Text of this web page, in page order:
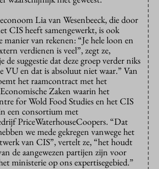
Lia van Wesenbeeck, die door
CIS heeft samengewerkt, is ook
manier van rekenen: “Je hele loon en
verdienen is veel”, zegt ze,
de suggestie dat deze groep verder niks
VU en dat is absoluut niet waar.” Van
het raamcontract met het
Zaken waarin het
for Wold Food Studies en het CIS
een consortium met
PriceWaterhouseCoopers. “Dat
we mede gekregen vanwege het
van CIS”, vertelt ze, “het houdt
de aangewezen partijen zijn voor
ministerie op ons expertisegebied.”